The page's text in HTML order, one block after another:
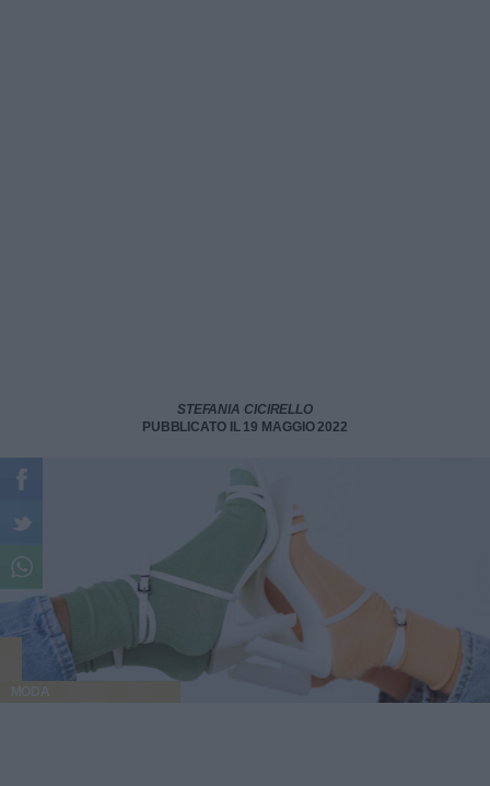
STEFANIA CICIRELLO
PUBBLICATO IL 19 MAGGIO 2022
MODA